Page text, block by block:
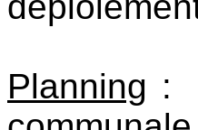
Planning :